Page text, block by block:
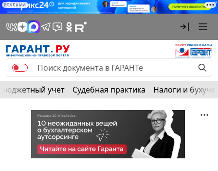
РЕКЛАМА
Бюджетный учет Судебная практика Налоги и